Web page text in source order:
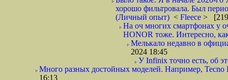
хорошо фильтровала. Был
(Личный опыт) < Fleece >
На оч многих смартфонах у
HONOR тоже. Интересно,
Мелькало недавно в
2024 18:45
У Infinix точно есть, об
Много разных достойных моделей. Например, Tecno
16:13